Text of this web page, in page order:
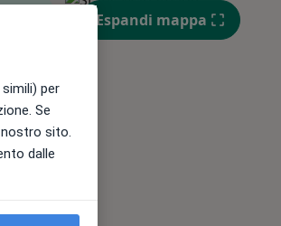
Lun,
10 Ago
Espandi mappa
per
Se
sito.
dalle